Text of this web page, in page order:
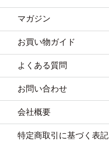
マガジン
お買い物ガイド
よくある質問
お問い合わせ
会社概要
特定商取引に基づく表記